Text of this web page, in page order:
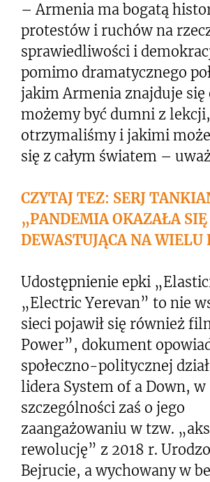
– Armenia ma bogatą
protestów i ruchów na
sprawiedliwości i
pomimo dramatycznego
jakim Armenia znajduje się
możemy być dumni z
otrzymaliśmy i jakimi
się z całym światem –
CZYTAJ TEZ: SERJ
„PANDEMIA OKAZAŁA
DEWASTUJĄCA NA WIELU
Udostępnienie epki
„Electric Yerevan” to nie
sieci pojawił się również
Power”, dokument
społeczno-politycznej
lidera System of a Down, w
szczególności zaś o jego
zaangażowaniu w tzw.
rewolucję” z 2018 r.
Bejrucie, a wychowany w